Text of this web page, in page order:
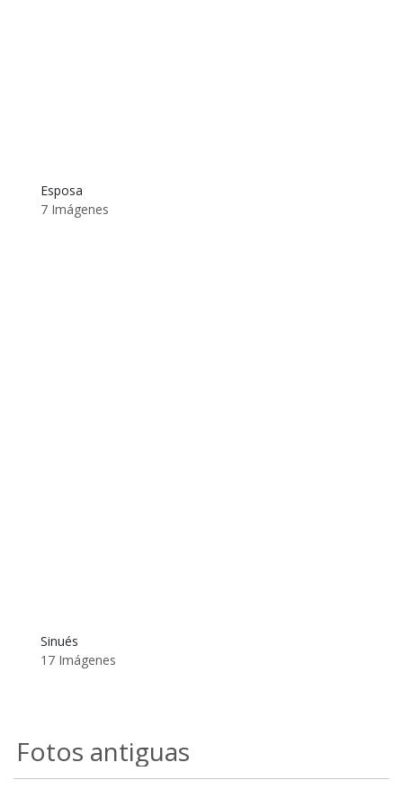
Esposa
7 Imágenes
Sinués
17 Imágenes
Fotos antiguas